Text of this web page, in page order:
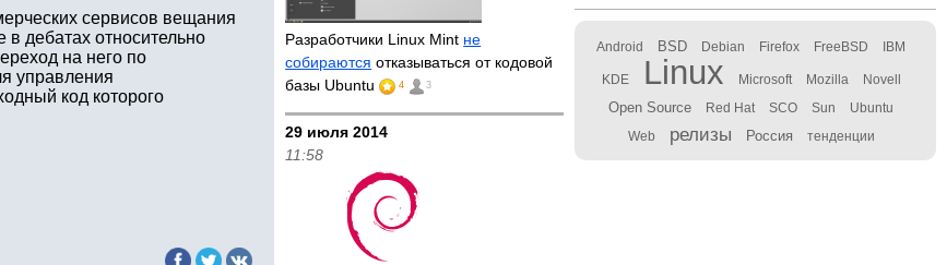
сервисов вещания
в дебатах относительно
на него по
управления
код которого
Разработчики Linux Mint не
собираются отказываться от кодовой
базы Ubuntu
4 3
29 июля 2014
11:58
Android BSD Debian Firefox FreeBSD IBM
KDE Linux Microsoft Mozilla Novell
Open Source Red Hat SCO Sun Ubuntu
Web релизы Россия тенденции